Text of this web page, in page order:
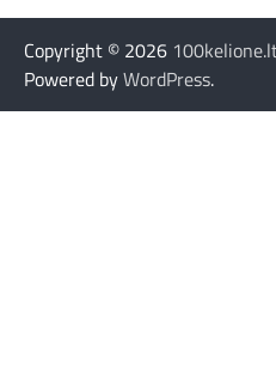
Copyright © 2026
Powered byWordPress.